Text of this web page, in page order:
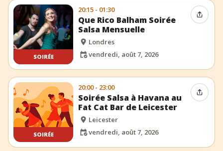
SOIRÉE
20:15 - 01:30
Que Rico Balham Soirée
Salsa Mensuelle
Londres
vendredi, août 7, 2026
SOIRÉE
20:00 - 23:00
Soirée Salsa à Havana au
Fat Cat Bar de Leicester
Leicester
vendredi, août 7, 2026